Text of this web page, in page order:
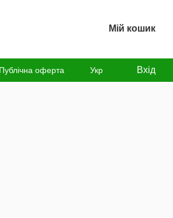
Мій кошик
Публічна оферта Укр Вхід